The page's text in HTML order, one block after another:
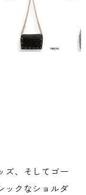
ズ、そしてゴー
ックなショルダ